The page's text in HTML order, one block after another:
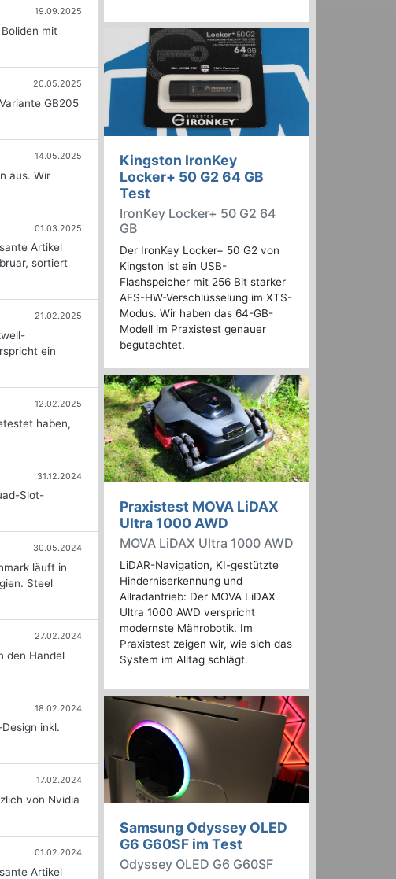
19.09.2025
mit
20.05.2025
GB205
14.05.2025
aus. Wir
01.03.2025
Artikel
sortiert
21.02.2025
ein
12.02.2025
haben,
31.12.2024
Slot-
30.05.2024
läuft in
Steel
27.02.2024
den Handel
18.02.2024
inkl.
17.02.2024
von Nvidia
01.02.2024
Artikel
Kingston IronKey
Locker+ 50 G2 64 GB
Test
IronKey Locker+ 50 G2 64
GB
Der IronKey Locker+ 50 G2 von
Kingston ist ein USB-
Flashspeicher mit 256 Bit starker
AES-HW-Verschlüsselung im XTS-
Modus. Wir haben das 64-GB-
Modell im Praxistest genauer
begutachtet.
Praxistest MOVA LiDAX
Ultra 1000 AWD
MOVA LiDAX Ultra 1000 AWD
LiDAR-Navigation, KI-gestützte
Hinderniserkennung und
Allradantrieb: Der MOVA LiDAX
Ultra 1000 AWD verspricht
modernste Mährobotik. Im
Praxistest zeigen wir, wie sich das
System im Alltag schlägt.
Samsung Odyssey OLED
G6 G60SF im Test
Odyssey OLED G6 G60SF